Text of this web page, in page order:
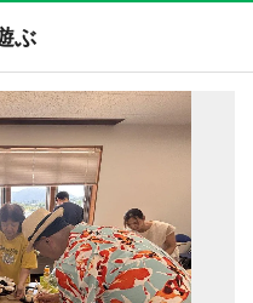
ぶ